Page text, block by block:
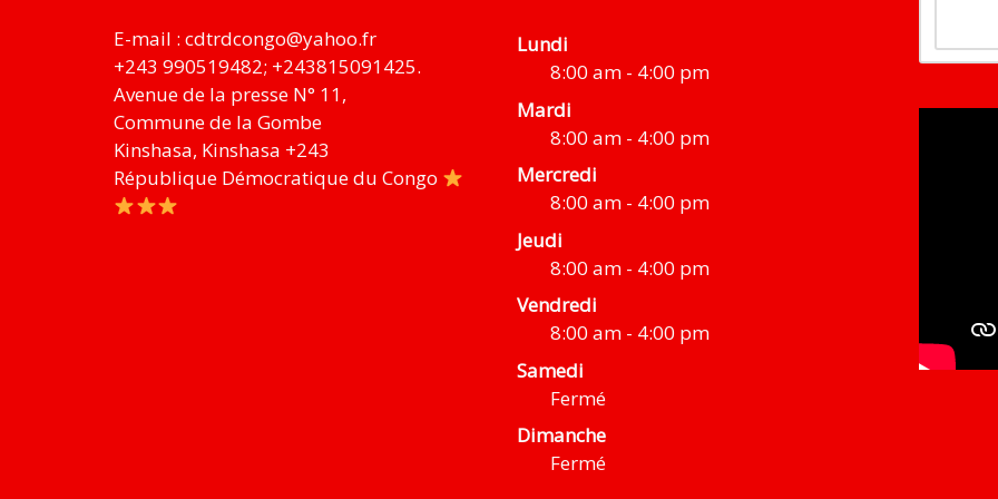
E-mail : cdtrdcongo@yahoo.fr
+243 990519482; +243815091425.
Avenue de la presse N° 11,
Commune de la Gombe
Kinshasa, Kinshasa +243
République Démocratique du Congo
Lundi
8:00 am - 4:00 pm
Mardi
8:00 am - 4:00 pm
Mercredi
8:00 am - 4:00 pm
Jeudi
8:00 am - 4:00 pm
Vendredi
8:00 am - 4:00 pm
Samedi
Fermé
Dimanche
Fermé